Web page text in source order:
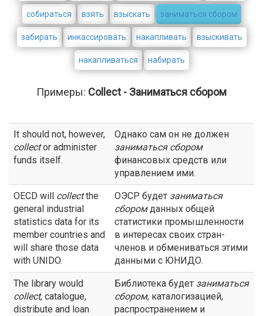
собираться взять взыскать заниматься сбором
забирать инкассировать накапливать взыскивать
накапливаться набирать
Примеры: Collect - Заниматься сбором
It should not, however,
collector administer
funds itself.
Однако сам он не должен
заниматься сбором
финансовых средств или
управлением ими.
OECD will collectthe
general industrial
statistics data for its
member countries and
will share those data
with UNIDO.
ОЭСР будет заниматься
сборомданных общей
статистики промышленности
в интересах своих стран-
членов и обмениваться этими
данными с ЮНИДО.
The library would
collect, catalogue,
distribute and loan
Библиотека будет заниматься
сбором, каталогизацией,
распространением и